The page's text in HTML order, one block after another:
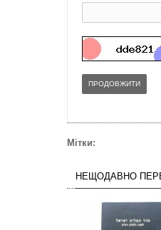
ПРОДОВЖИТИ
Мітки:
НЕЩОДАВНО